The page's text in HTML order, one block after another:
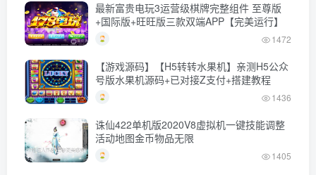
最新富贵电玩3运营级棋牌完整组件 至尊版
+国际版+旺旺版三款双端APP【完美运行】
1472
【游戏源码】【H5转转水果机】亲测H5公众
号版水果机源码+已对接Z支付+搭建教程
1436
诛仙422单机版2020V8虚拟机一键技能调整
活动地图金币物品无限
1405